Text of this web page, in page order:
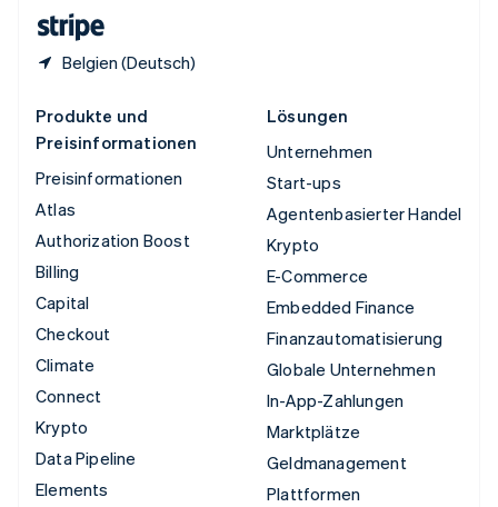
Belgien (Deutsch)
Produkte und
Preisinformationen
Preisinformationen
Atlas
Authorization Boost
Billing
Capital
Checkout
Climate
Connect
Krypto
Data Pipeline
Elements
Lösungen
Unternehmen
Start-ups
Agentenbasierter Handel
Krypto
E-Commerce
Embedded Finance
Finanzautomatisierung
Globale Unternehmen
In-App-Zahlungen
Marktplätze
Geldmanagement
Plattformen